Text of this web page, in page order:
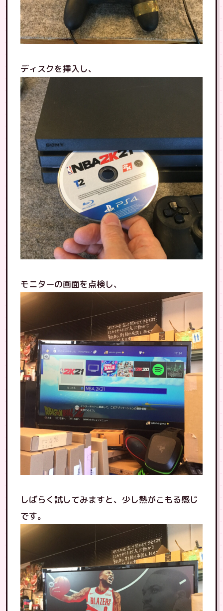
ディスクを挿入し、
モニターの画面を点検し、
しばらく試してみますと、少し熱がこもる感じ
です。